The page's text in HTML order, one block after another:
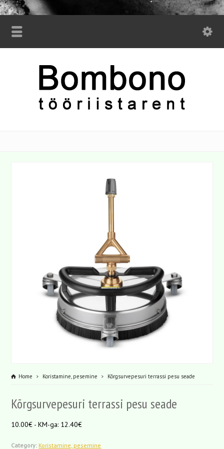
Home Koristamine, pesemine Kõrgsurvepesuri terrassi pesu seade
Kõrgsurvepesuri terrassi pesu seade
10.00€ - KM-ga: 12.40€
Category: Koristamine, pesemine